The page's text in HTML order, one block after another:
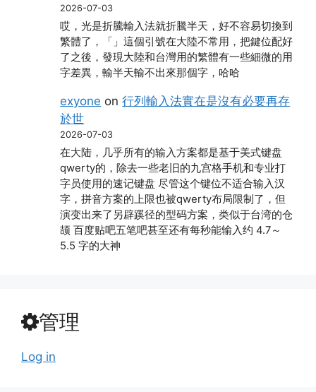
2026-07-03
哎，光是折騰輸入法就折騰半天，好不容易切換到
繁體了，「」這個引號在大陸不常用，把鍵位配好
了之後，發現大陸和台灣用的繁體有一些細微的用
字差異，輸半天輸不出來那個字，哈哈
exyone on行列輸入法實在是沒有必要再存
於世
2026-07-03
在大陆，几乎所有的输入方案都是基于美式键盘
qwerty的，除去一些老旧的九宫格手机和专业打
字员使用的速记键盘 尽管这个键位不适合输入汉
字，拼音方案的上限也被qwerty布局限制了，但
演变出来了另辟蹊径的型码方案，类似于台湾的仓
颉 百度贴吧五笔吧甚至还有每秒能输入约 4.7～
5.5 字的大神
管理
Log in